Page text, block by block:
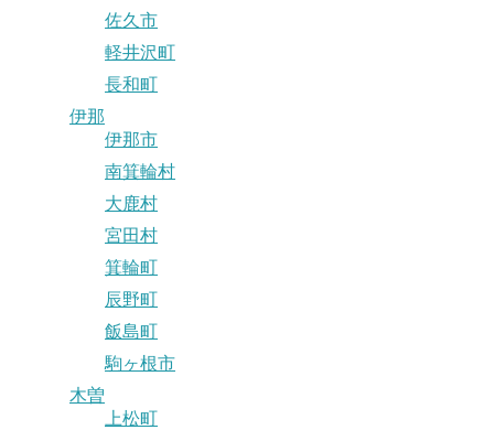
佐久市
軽井沢町
長和町
伊那
伊那市
南箕輪村
大鹿村
宮田村
箕輪町
辰野町
飯島町
駒ヶ根市
木曽
上松町